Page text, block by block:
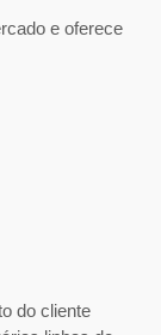
e oferece
do cliente